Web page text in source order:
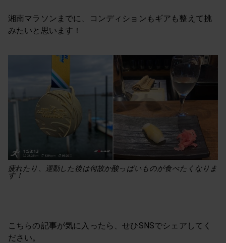
湘南マラソンまでに、コンディションもギアも整えて挑
みたいと思います！
疲れたり、運動した後は何故か酸っぱいものが食べたくなりま
す！
こちらの記事が気に入ったら、せひSNSでシェアしてく
ださい。